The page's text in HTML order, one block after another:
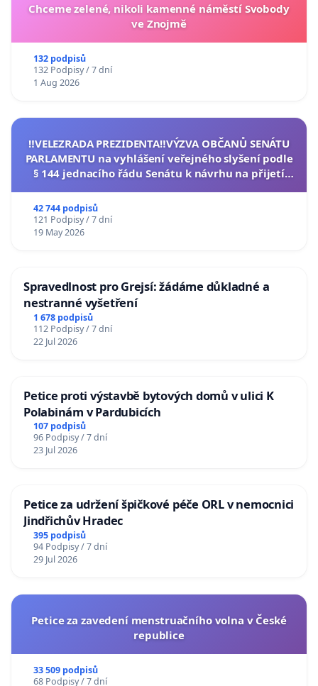
Chceme zelené, nikoli kamenné náměstí Svobody
ve Znojmě
132 podpisů
132 Podpisy / 7 dní
1 Aug 2026
‼️VELEZRADA PREZIDENTA‼️VÝZVA OBČANŮ SENÁTU
PARLAMENTU na vyhlášení veřejného slyšení podle
§ 144 jednacího řádu Senátu k návrhu na přijetí
42 744 podpisů
121 Podpisy / 7 dní
19 May 2026
Spravedlnost pro Grejsí: žádáme důkladné a
nestranné vyšetření
1 678 podpisů
112 Podpisy / 7 dní
22 Jul 2026
Petice proti výstavbě bytových domů v ulici K
Polabinám v Pardubicích
107 podpisů
96 Podpisy / 7 dní
23 Jul 2026
Petice za udržení špičkové péče ORL v nemocnici
Jindřichův Hradec
395 podpisů
94 Podpisy / 7 dní
29 Jul 2026
Petice za zavedení menstruačního volna v České
republice
33 509 podpisů
68 Podpisy / 7 dní